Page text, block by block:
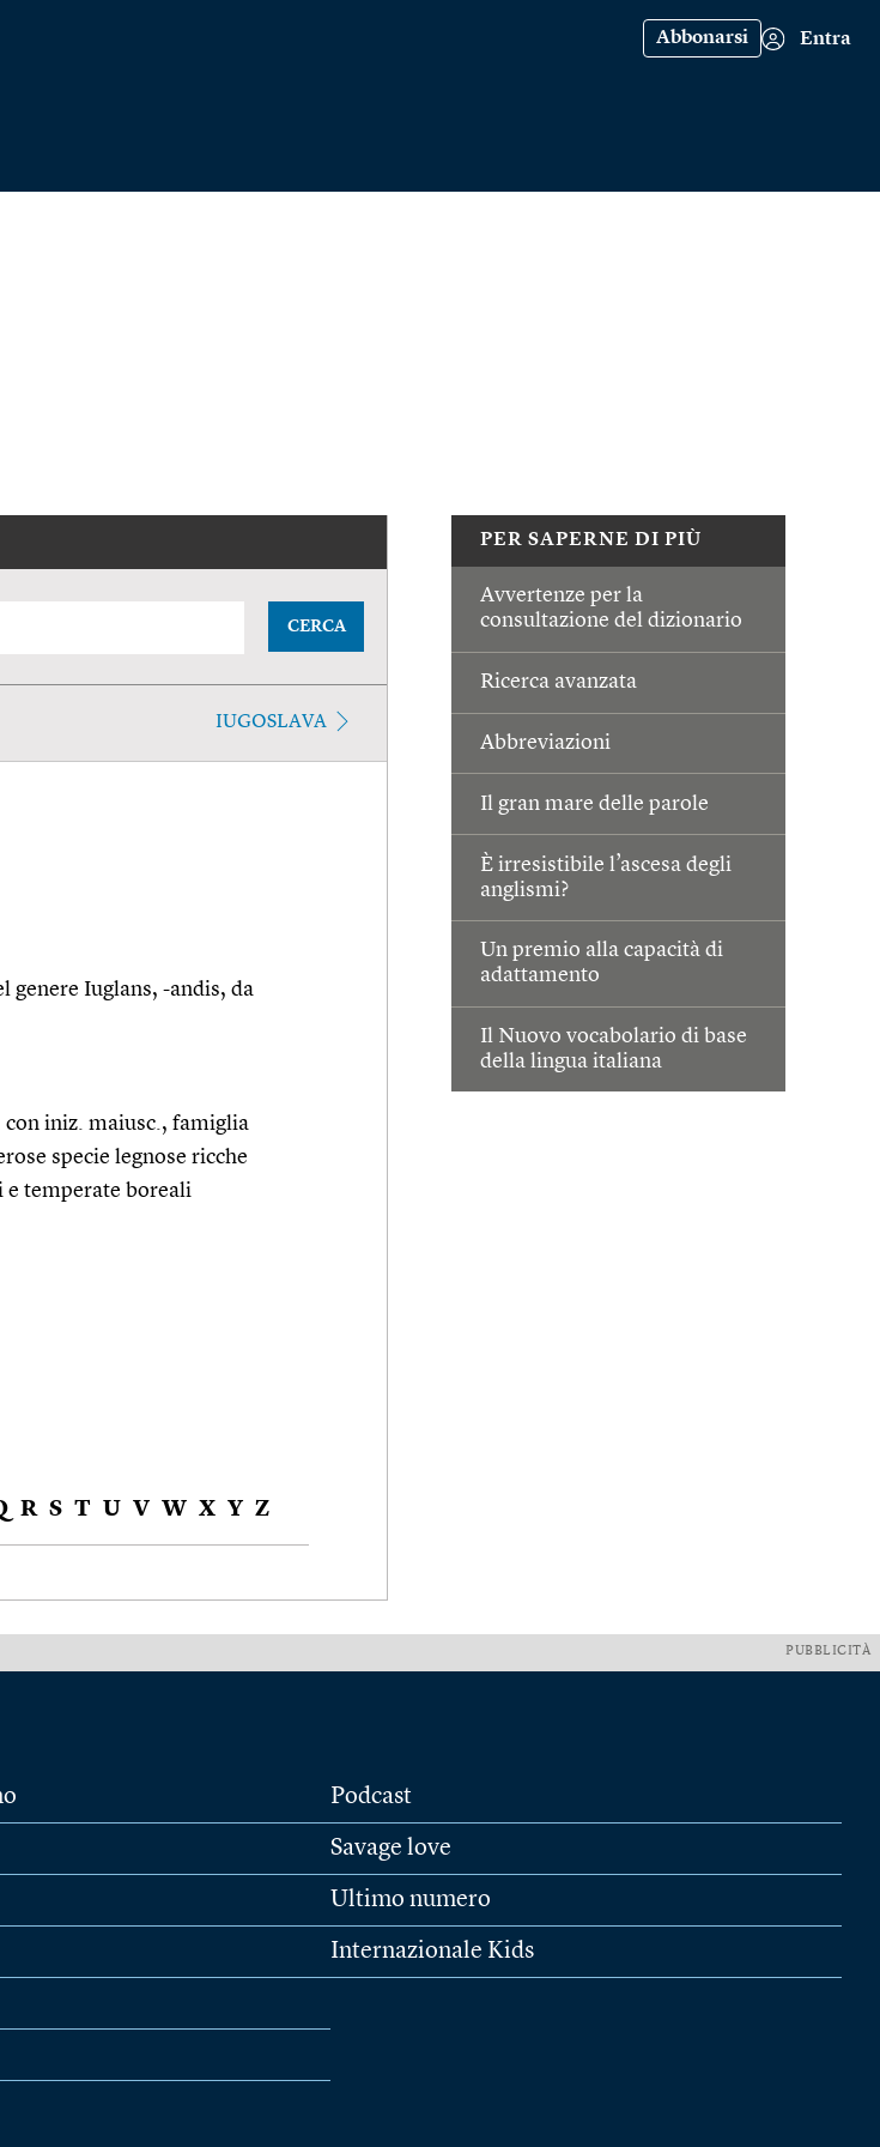
Abbonarsi Entra
PER SAPERNE DI PIÙ
Avvertenze per la
consultazione del dizionario
Ricerca avanzata
Abbreviazioni
Il gran mare delle parole
È irresistibile l’ascesa degli
anglismi?
Un premio alla capacità di
adattamento
Il Nuovo vocabolario di base
della lingua italiana
CERCA
IUGOSLAVA
genere Iuglans, -andis, da
con iniz. maiusc., famiglia
specie legnose ricche
e temperate boreali
R S T U V W X Y Z
PUBBLICITÀ
Podcast
Savage love
Ultimo numero
Internazionale Kids